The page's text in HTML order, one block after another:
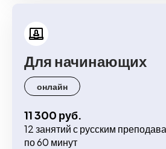
Для начинающих
онлайн
11 300 руб.
12 занятий с русским
по 60 минут